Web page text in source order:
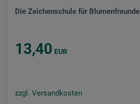
Die Zeichenschule für Blumenfreunde
13,40 EUR
zzgl. Versandkosten